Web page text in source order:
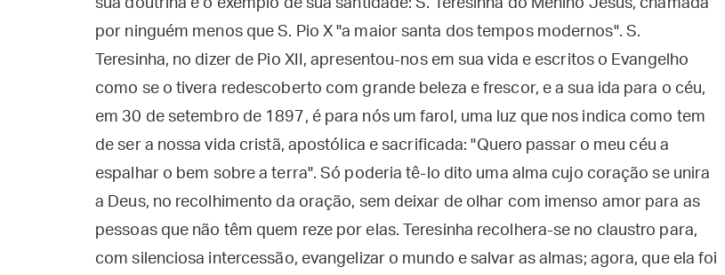
sua doutrina e o exemplo de sua santidade: S. Teresinha do Menino Jesus, chamada
por ninguém menos que S. Pio X "a maior santa dos tempos modernos". S.
Teresinha, no dizer de Pio XII, apresentou-nos em sua vida e escritos o Evangelho
como se o tivera redescoberto com grande beleza e frescor, e a sua ida para o céu,
em 30 de setembro de 1897, é para nós um farol, uma luz que nos indica como tem
de ser a nossa vida cristã, apostólica e sacrificada: "Quero passar o meu céu a
espalhar o bem sobre a terra". Só poderia tê-lo dito uma alma cujo coração se unira
a Deus, no recolhimento da oração, sem deixar de olhar com imenso amor para as
pessoas que não têm quem reze por elas. Teresinha recolhera-se no claustro para,
com silenciosa intercessão, evangelizar o mundo e salvar as almas; agora, que ela foi